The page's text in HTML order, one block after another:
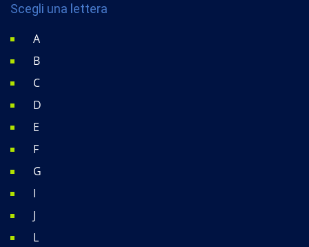
Scegli una lettera
A
B
C
D
E
F
G
I
J
L